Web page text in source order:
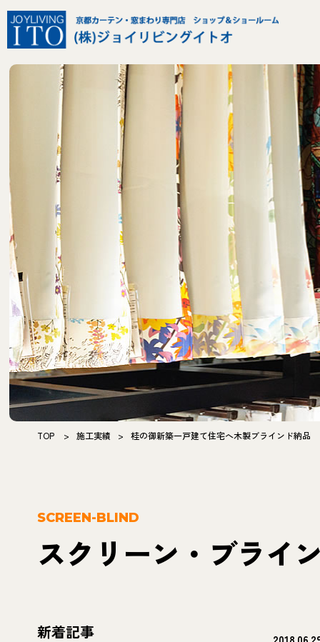
TOP > 施工実績 > 桂の御新築一戸建て住宅へ木製ブラインド納品
SCREEN-BLIND
スクリーン・ブライ
新着記事